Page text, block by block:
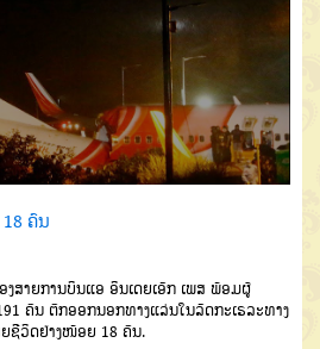
ຄົນ
ງສາຍການບິນແອ ອິນເດຍເອັກ ເພສ ພ້ອມຜູ້
ຄົນ ຕົກອອກນອກທາງແລ່ນໃນລັດກະເຣລະທາງ
ຊີວິດຢ່າງໜ້ອຍ 18 ຄົນ.